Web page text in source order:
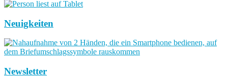
Neuigkeiten
Newsletter